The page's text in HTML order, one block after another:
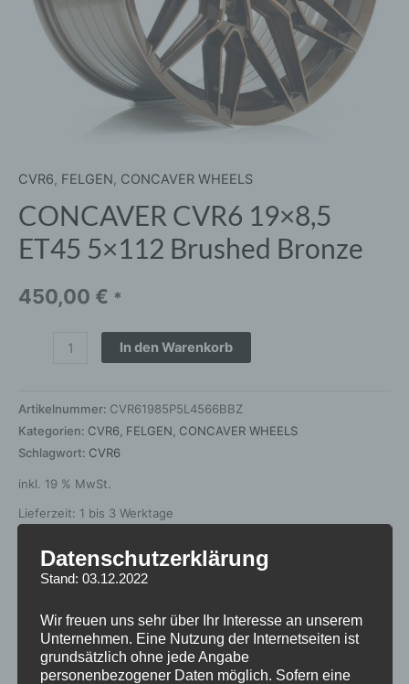
CVR6, FELGEN, CONCAVER WHEELS
CONCAVER CVR6 19×8,5
ET45 5×112 Brushed Bronze
450,00 € *
In den Warenkorb
Artikelnummer: CVR61985P5L4566BBZ
Kategorien: CVR6 FELGEN CONCAVER WHEELS
Schlagwort: CVR6
inkl. 19 % MwSt.
Lieferzeit: 1 bis 3 Werktage
Zusätzliche Informationen
Produktsicherheit
Datenschutzerklärung
Stand: 03.12.2022
Wir freuen uns sehr über Ihr Interesse an unserem
Unternehmen. Eine Nutzung der Internetseiten ist
grundsätzlich ohne jede Angabe
personenbezogener Daten möglich. Sofern eine